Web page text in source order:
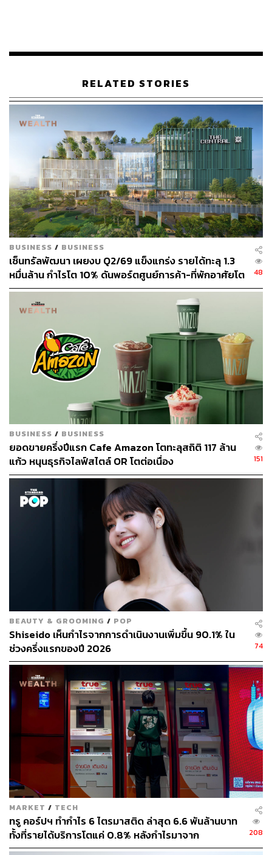
ชั้นที่ 1 และ 2 ต่อสินทรัพย์เสี่ยงอยู่ที่ 21.0 และ 4.3% ตาม
ศักดิ์ชัยระบุว่า ในระยะข้างหน้าแม้สถานการณ์การแพร่
ระบาดของโควิดจะมีทิศทางดีขึ้น รวมถึงมาตรการผ่อนคลาย
การเปิดรับนักท่องเที่ยวจะส่งผลในเชิงบวกต่อการเติบโตทาง
เศรษฐกิจ แต่การเร่งตัวขึ้นอย่างมากของเงินเฟ้อที่มีแรงหนุน
จากราคาพลังงานและราคาสินค้า จะส่งผลลบต่อการเติบโต
ของเศรษฐกิจและทำให้รายได้ที่แท้จริงของภาคธุรกิจและ
ภาคครัวเรือนปรับตัวลดลง นอกจากนี้การปรับขึ้นอัตรา
ดอกเบี้ยนโยบายในระยะอันใกล้นี้ยังลดทอนความสามารถใน
การชำระหนี้ของภาคครัวเรือน โดยเฉพาะในกลุ่มเปราะบาง
ได้ ดังนั้นจึงถือเป็นปัจจัยความท้าทายของภาคธุรกิจที่ต้อง
จับตาอย่างใกล้ชิด
“การดำเนินธุรกิจของกลุ่มทิสโก้ในช่วงที่เหลือของปี 2565 จะ
ยังคงมุ่งเน้นการเติบโตอย่างมีคุณภาพ โดยยึดหลักการ
บริหารความเสี่ยงที่เหมาะสมกับผลตอบแทน และมองหาโอ
กาสใหม่ๆ ท่ามกลางความท้าทายที่เกิดขึ้น พร้อมปรับตัวให้
ทันต่อสถานการณ์การเปลี่ยนแปลงอยู่เสมอ ด้วยการพัฒนา
เทคโนโลยีเข้ามาช่วยยกระดับการให้บริการลูกค้า ผสมผสาน
กับการให้คำแนะนำที่ดีและนำเสนอผลิตภัณฑ์ที่สร้างมูลค่า
เพิ่มแก่ลูกค้าในทุกกลุ่มธุรกิจ รวมถึงให้ความช่วยเหลือลูกค้า
ที่ได้รับความเดือดร้อนต่อเนื่อง” ศักดิ์ชัยกล่าว
ช่องทางติดตามTHE STANDARD WEALTH
Twitter:twitter.com/standard_wealth
instagram.com/thestandardwealth
https://lin.ee/xfPbXUP
สามารถติดตาม THE STANDARD WEALTH
ผ่านแอปพลิเคชันต่างๆ ที่คุณสะดวกหรือใช้งานอยู่แล้วได้เลย
ผลประกอบการ
34
ABOUT THE AUTHOR
RELATED STORIES
BUSINESS / BUSINESS
เซ็นทรัลพัฒนา เผยงบ Q2/69 แข็งแกร่ง รายได้ทะลุ 1.3
หมื่นล้าน กำไรโต 10% ดันพอร์ตศูนย์การค้า-ที่พักอาศัยโต
ยกแผง
48
BUSINESS / BUSINESS
ยอดขายครึ่งปีแรก Cafe Amazon โตทะลุสถิติ 117 ล้าน
แก้ว หนุนธุรกิจไลฟ์สไตล์ OR โตต่อเนื่อง
151
BEAUTY & GROOMING / POP
Shiseido เห็นกำไรจากการดำเนินงานเพิ่มขึ้น 90.1% ใน
ช่วงครึ่งแรกของปี 2026
74
MARKET / TECH
ทรู คอร์ปฯ ทำกำไร 6 ไตรมาสติด ล่าสุด 6.6 พันล้านบาท
ทั้งที่รายได้บริการโตแค่ 0.8% หลังกำไรมาจาก
ประสิทธิภาพและใบอนุญาตคลื่น ไม่ใช่การขยายรายได้
208